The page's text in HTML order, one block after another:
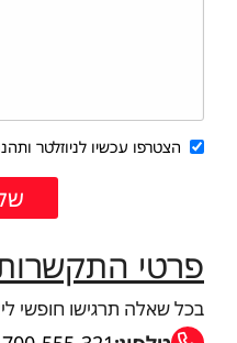
הצטרפו עכשיו לניוזלטר
פרטי
בכל שאלה תרגישו חופשי